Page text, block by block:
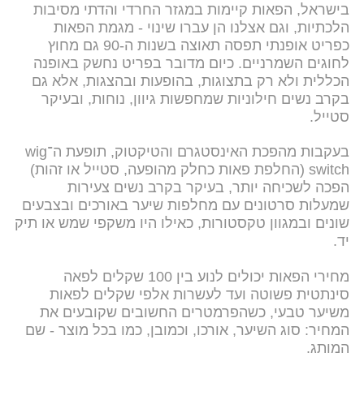
בישראל, הפאות קיימות במגזר החרדי והדתי מסיבות
הלכתיות, וגם אצלנו הן עברו שינוי - מגמת הפאות
כפריט אופנתי תפסה תאוצה בשנות ה-90 גם מחוץ
לחוגים השמרניים. כיום מדובר בפריט נחשק באופנה
הכללית ולא רק בתצוגות, בהופעות ובהצגות, אלא גם
בקרב נשים חילוניות שמחפשות גיוון, נוחות, ובעיקר
סטייל.
בעקבות מהפכת האינסטגרם והטיקטוק, תופעת ה־wig
switch (החלפת פאות כחלק מהופעה, סטייל או זהות)
הפכה לשכיחה יותר, בעיקר בקרב נשים צעירות
שמעלות סרטונים עם מחלפות שיער באורכים ובצבעים
שונים ובמגוון טקסטורות, כאילו היו משקפי שמש או תיק
יד.
מחירי הפאות יכולים לנוע בין 100 שקלים לפאה
סינתטית פשוטה ועד לעשרות אלפי שקלים לפאות
משיער טבעי, כשהפרמטרים החשובים שקובעים את
המחיר: סוג השיער, אורכו, וכמובן, כמו בכל מוצר - שם
המותג.